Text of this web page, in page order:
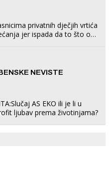
privatnih dječjih vrtića
jer ispada da to što oni
NEVISTE
AS EKO ili je li u
ljubav prema životinjama?